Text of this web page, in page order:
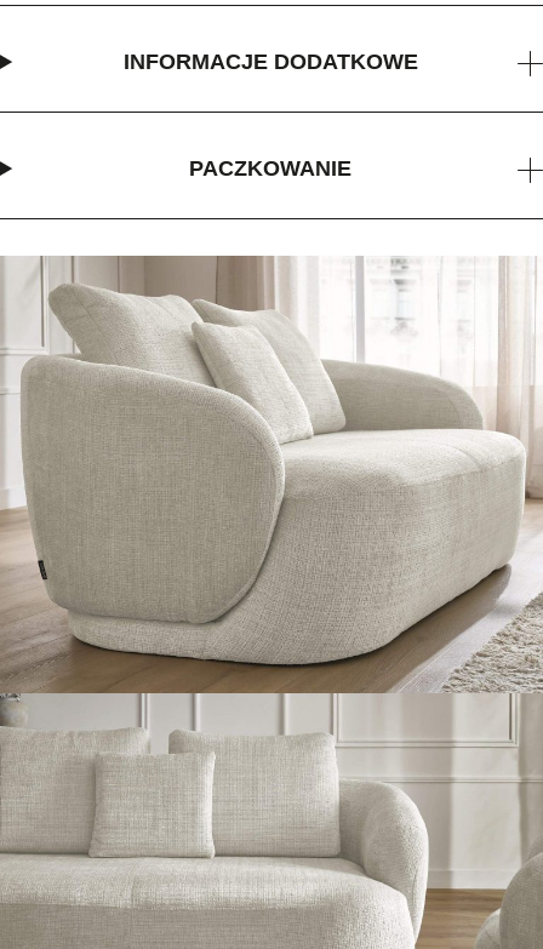
INFORMACJE DODATKOWE
PACZKOWANIE